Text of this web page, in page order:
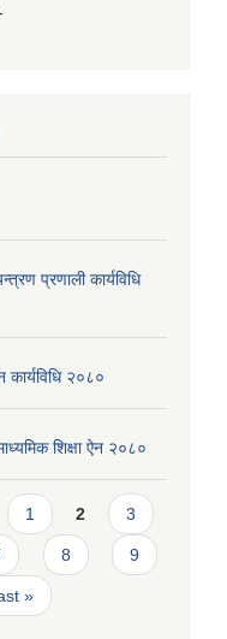
प्रणाली कार्यविधि
२०८०
शिक्षा ऐन २०८०
1 2 3
8 9
»